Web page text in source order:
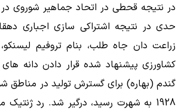
حدی در نتیجه اشتراکی سازی اجباری
زراعت دان جاه طلب، بنام تروفیم
کشاورزی پیشنهاد شده قرار دادن دانه
گندم (بهاره) برای گسترش تولید در مناطق
1928 به شهرت رسید، درگیر شد. رد